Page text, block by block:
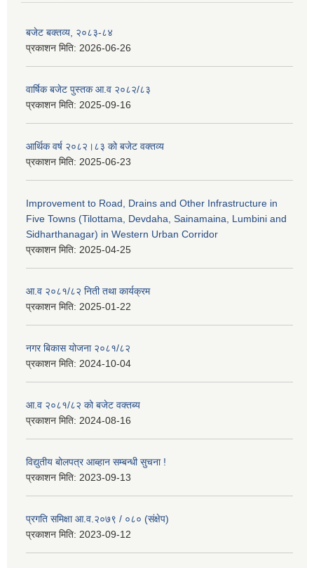
बजेट बक्तव्य, २०८३-८४
प्रकाशन मिति: 2026-06-26
वार्षिक बजेट पुस्तक आ.व २०८२/८३
प्रकाशन मिति: 2025-09-16
आर्थिक वर्ष २०८२।८३ को बजेट वक्तव्य
प्रकाशन मिति: 2025-06-23
Improvement to Road, Drains and Other Infrastructure in
Five Towns (Tilottama, Devdaha, Sainamaina, Lumbini and
Sidharthanagar) in Western Urban Corridor
प्रकाशन मिति: 2025-04-25
आ.व २०८१/८२ निती तथा कार्यक्रम
प्रकाशन मिति: 2025-01-22
नगर बिकास योजना २०८१/८२
प्रकाशन मिति: 2024-10-04
आ.व २०८१/८२ को बजेट वक्तब्य
प्रकाशन मिति: 2024-08-16
विद्युतीय बोलपत्र आब्हान सम्बन्धी सुचना !
प्रकाशन मिति: 2023-09-13
प्रगति समिक्षा आ.व.२०७९ / ०८० (संक्षेप)
प्रकाशन मिति: 2023-09-12